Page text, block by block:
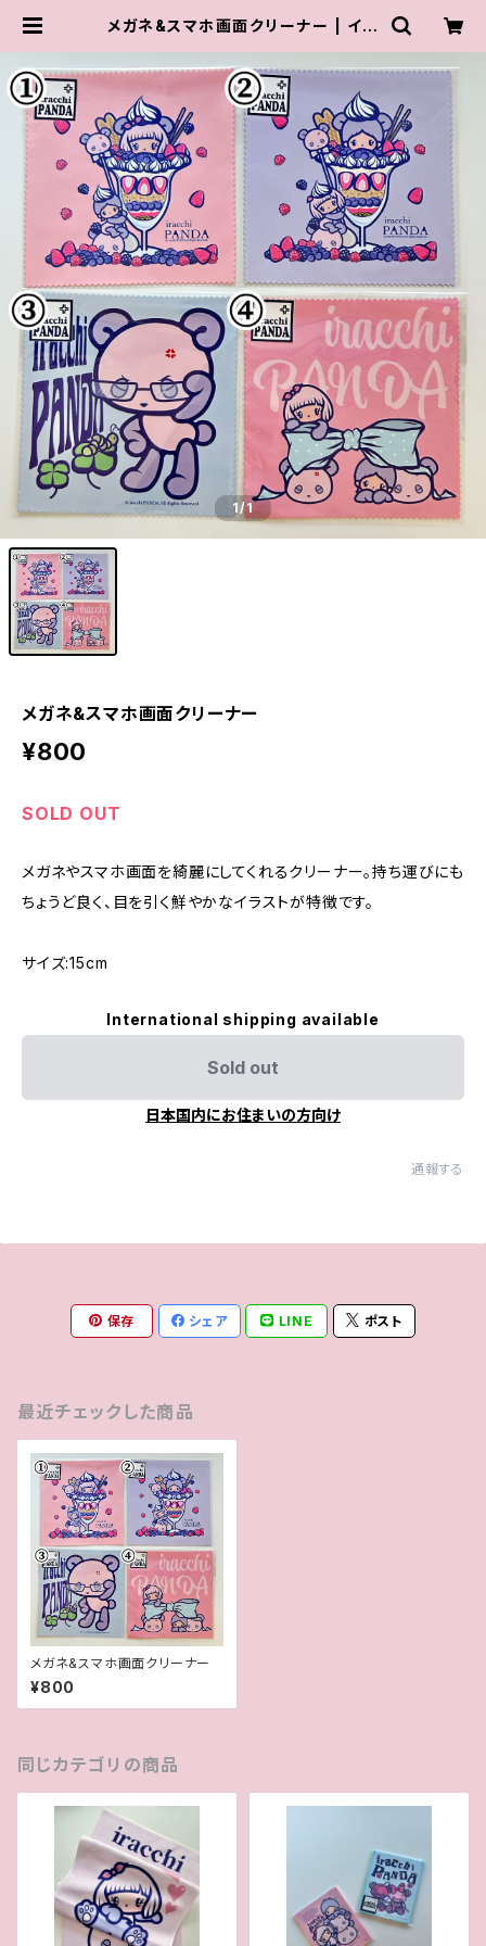
メガネ&スマホ画面クリーナー | イラ
1/1
メガネ&スマホ画面クリーナー
¥800
SOLD OUT
メガネやスマホ画面を綺麗にしてくれるクリーナー。持ち運びにも
ちょうど良く、目を引く鮮やかなイラストが特徴です。
サイズ:15cm
International shipping available
Sold out
日本国内にお住まいの方向け
通報する
保存 シェア LINE ポスト
最近チェックした商品
メガネ&スマホ画面クリーナー
¥800
同じカテゴリの商品